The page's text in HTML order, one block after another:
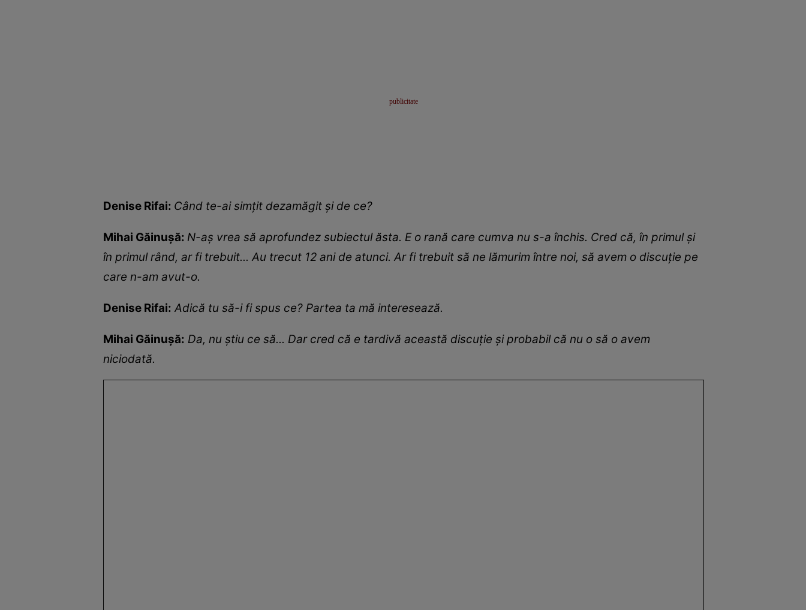
Denise Rifai: Când te-ai simțit dezamăgit și de ce?
Mihai Găinușă: N-aș vrea să aprofundez subiectul ăsta. E o rană care cumva nu s-a închis. Cred că, în primul și
în primul rând, ar fi trebuit... Au trecut 12 ani de atunci. Ar fi trebuit să ne lămurim între noi, să avem o discuție pe
care n-am avut-o.
Denise Rifai: Adică tu să-i fi spus ce? Partea ta mă interesează.
Mihai Găinușă: Da, nu știu ce să... Dar cred că e tardivă această discuție și probabil că nu o să o avem
niciodată.